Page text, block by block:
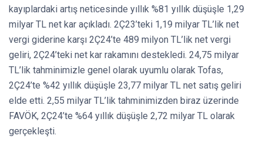
kayıplardaki artış neticesinde yıllık %81 yıllık düşüşle 1,29
milyar TL net kar açıkladı. 2Ç23’teki 1,19 milyar TL’lik net
vergi giderine karşı 2Ç24’te 489 milyon TL’lik net vergi
geliri, 2Ç24’teki net kar rakamını destekledi. 24,75 milyar
TL’lik tahminimizle genel olarak uyumlu olarak Tofas,
2Ç24’te %42 yıllık düşüşle 23,77 milyar TL net satış geliri
elde etti. 2,55 milyar TL’lik tahminimizden biraz üzerinde
FAVÖK, 2Ç24’te %64 yıllık düşüşle 2,72 milyar TL olarak
gerçekleşti.